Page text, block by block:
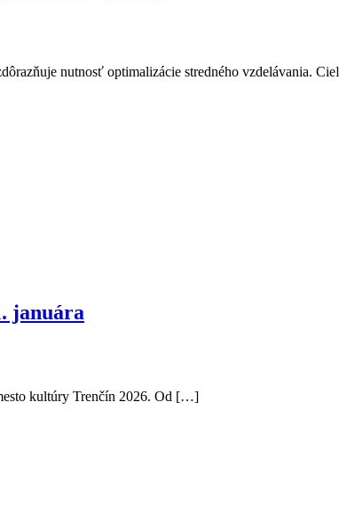
nutnosť optimalizácie stredného vzdelávania.
januára
kultúry Trenčín 2026. Od […]